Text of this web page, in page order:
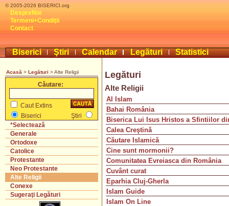
© 2005-2026 BISERICI.org
DespreNoi
Termeni+Condiţii
Contact
Biserici Ştiri Calendar Legături Statistici
Acasă > Legături > Alte Religii
Căutare:
Caut Extins
Biserici
Ştiri
*Selectează
Generale
Ortodoxe
Catolice
Protestante
Neo Protestante
Alte Religii
Conexe
Sugeraţi Legături
Legături
Alte Religii
Al Islam
Bahai România
Biserica Lui Isus Hristos a Sfintiilor
Calea Creştină
Căutare Islamică
Cine sunt mormonii?
Comunitatea Evreiasca din România
Cuvânt curat
Eparhia Cluj-Gherla
Islam Guide
Islam On Line